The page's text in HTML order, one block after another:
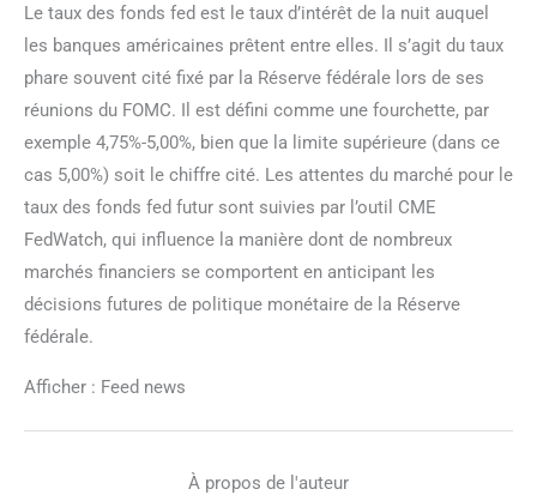
Le taux des fonds fed est le taux d’intérêt de la nuit auquel
les banques américaines prêtent entre elles. Il s’agit du taux
phare souvent cité fixé par la Réserve fédérale lors de ses
réunions du FOMC. Il est défini comme une fourchette, par
exemple 4,75%-5,00%, bien que la limite supérieure (dans ce
cas 5,00%) soit le chiffre cité. Les attentes du marché pour le
taux des fonds fed futur sont suivies par l’outil CME
FedWatch, qui influence la manière dont de nombreux
marchés financiers se comportent en anticipant les
décisions futures de politique monétaire de la Réserve
fédérale.
Afficher : Feed news
À propos de l'auteur